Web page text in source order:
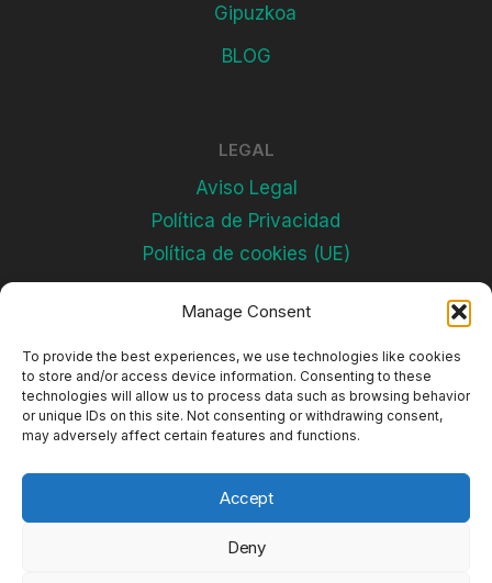
Manage Consent
To provide the best experiences, we use technologies like cookies
to store and/or access device information. Consenting to these
technologies will allow us to process data such as browsing behavior
or unique IDs on this site. Not consenting or withdrawing consent,
may adversely affect certain features and functions.
Accept
Deny
Gipuzkoa
BLOG
LEGAL
Aviso Legal
Política de Privacidad
Política de cookies (UE)
Subscríbete